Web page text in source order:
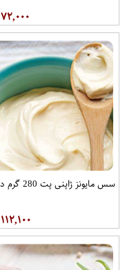
۷۲,۰۰۰
سس مایونز ژاپنی پت 280 گرم دلوسه
۱۱۲,۱۰۰